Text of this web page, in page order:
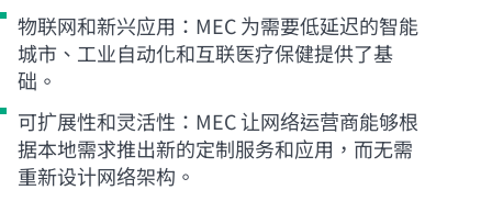
物联网和新兴应用：MEC 为需要低延迟的智能
城市、工业自动化和互联医疗保健提供了基
础。
可扩展性和灵活性：MEC 让网络运营商能够根
据本地需求推出新的定制服务和应用，而无需
重新设计网络架构。